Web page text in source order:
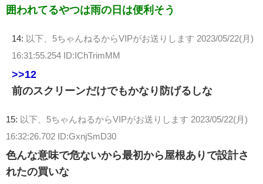
囲われてるやつは雨の日は便利そう
14: 以下、5ちゃんねるからVIPがお送りします 2023/05/22(月)
16:31:55.254 ID:IChTrimMM
>>12
前のスクリーンだけでもかなり防げるしな
15: 以下、5ちゃんねるからVIPがお送りします 2023/05/22(月)
16:32:26.702 ID:GxnjSmD30
色んな意味で危ないから最初から屋根ありで設計さ
れたの買いな